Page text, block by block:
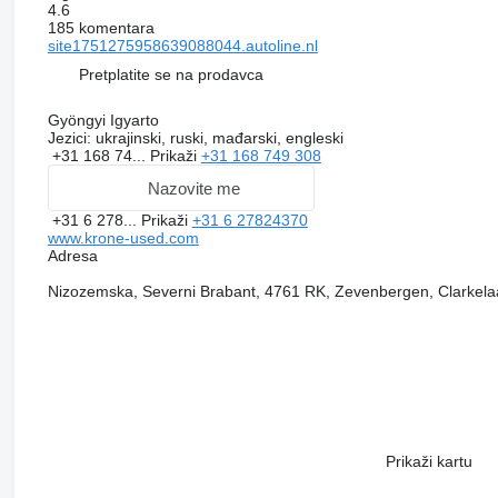
4.6
185 komentara
site1751275958639088044.autoline.nl
Pretplatite se na prodavca
Gyöngyi Igyarto
Jezici: ukrajinski, ruski, mađarski, engleski
+31 168 74... Prikaži +31 168 749 308
Nazovite me
+31 6 278... Prikaži +31 6 27824370
www.krone-used.com
Adresa
Nizozemska, Severni Brabant, 4761 RK, Zevenbergen,
Prikaži kartu